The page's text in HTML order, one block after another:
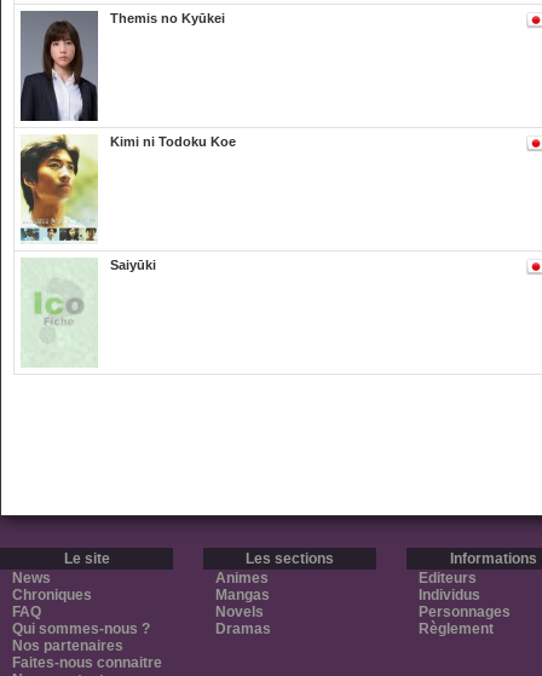
Themis no Kyūkei
Kimi ni Todoku Koe
Saiyūki
Le site
News
Chroniques
FAQ
Qui sommes-nous ?
Nos partenaires
Faites-nous connaitre
Les sections
Animes
Mangas
Novels
Dramas
Informations
Editeurs
Individus
Personnages
Règlement